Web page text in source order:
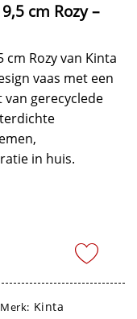
cm Rozy –
cm Rozy van Kinta
vaas met een
gerecyclede
in huis.
Merk: Kinta